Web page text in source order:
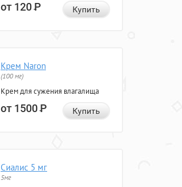
от 120Р Купить
Крем Naron
(100 мг)
Крем для сужения влагалища
от 1500Р Купить
Сиалис 5 мг
5мг